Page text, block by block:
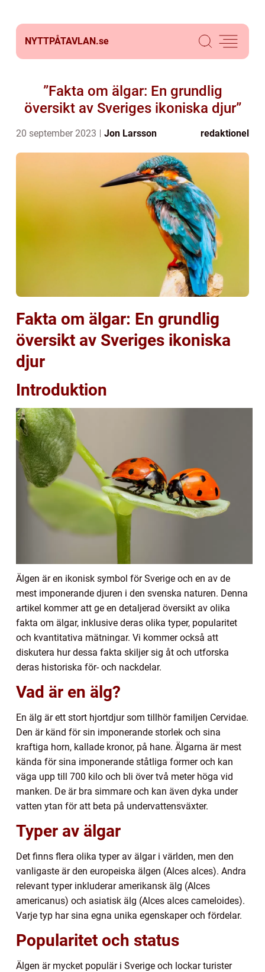
NYTTPÅTAVLAN.se
”Fakta om älgar: En grundlig
översikt av Sveriges ikoniska djur”
20 september 2023 Jon Larsson redaktionel
Fakta om älgar: En grundlig
översikt av Sveriges ikoniska
djur
Introduktion
Älgen är en ikonisk symbol för Sverige och en av de
mest imponerande djuren i den svenska naturen. Denna
artikel kommer att ge en detaljerad översikt av olika
fakta om älgar, inklusive deras olika typer, popularitet
och kvantitativa mätningar. Vi kommer också att
diskutera hur dessa fakta skiljer sig åt och utforska
deras historiska för- och nackdelar.
Vad är en älg?
En älg är ett stort hjortdjur som tillhör familjen Cervidae.
Den är känd för sin imponerande storlek och sina
kraftiga horn, kallade kronor, på hane. Älgarna är mest
kända för sina imponerande ståtliga former och kan
väga upp till 700 kilo och bli över två meter höga vid
manken. De är bra simmare och kan även dyka under
vatten ytan för att beta på undervattensväxter.
Typer av älgar
Det finns flera olika typer av älgar i världen, men den
vanligaste är den europeiska älgen (Alces alces). Andra
relevant typer inkluderar amerikansk älg (Alces
americanus) och asiatisk älg (Alces alces cameloides).
Varje typ har sina egna unika egenskaper och fördelar.
Popularitet och status
Älgen är mycket populär i Sverige och lockar turister